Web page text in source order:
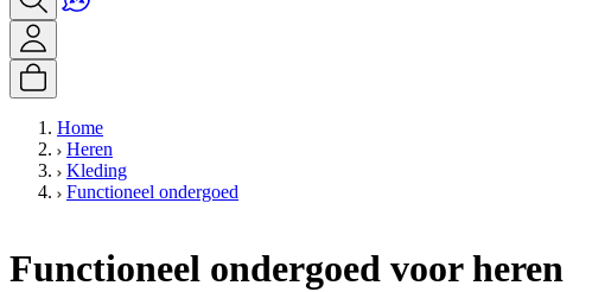
Home
Heren
Kleding
Functioneel ondergoed
Functioneel ondergoed voor heren